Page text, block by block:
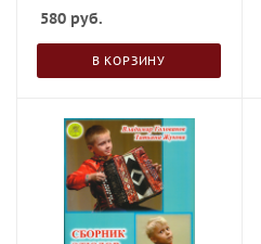
580 руб.
В КОРЗИНУ